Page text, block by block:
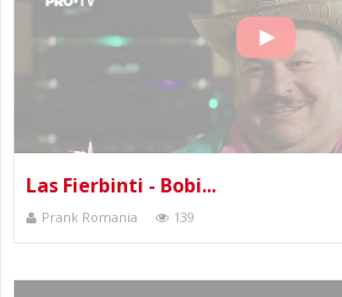
Las Fierbinti - Bobi...
Prank Romania 139